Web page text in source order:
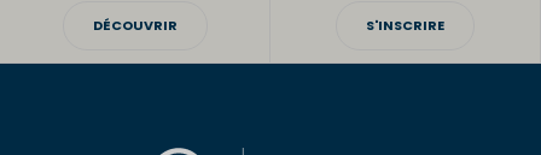
DÉCOUVRIR S'INSCRIRE